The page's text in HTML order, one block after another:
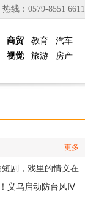
热线：0579-8551 6611
商贸
视觉
教育
旅游
汽车
房产
更多
剧，戏里的情义在
义乌启动防台风Ⅳ